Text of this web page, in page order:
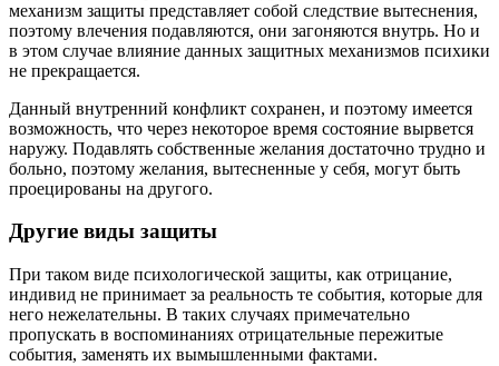
механизм защиты представляет собой следствие вытеснения,
поэтому влечения подавляются, они загоняются внутрь. Но и
в этом случае влияние данных защитных механизмов психики
не прекращается.
Данный внутренний конфликт сохранен, и поэтому имеется
возможность, что через некоторое время состояние вырвется
наружу. Подавлять собственные желания достаточно трудно и
больно, поэтому желания, вытесненные у себя, могут быть
проецированы на другого.
Другие виды защиты
При таком виде психологической защиты, как отрицание,
индивид не принимает за реальность те события, которые для
него нежелательны. В таких случаях примечательно
пропускать в воспоминаниях отрицательные пережитые
события, заменять их вымышленными фактами.